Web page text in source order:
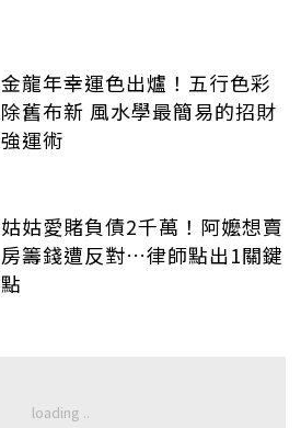
金龍年幸運色出爐！五行色彩
除舊布新 風水學最簡易的招財
強運術
姑姑愛賭負債2千萬！阿嬤想賣
房籌錢遭反對…律師點出1關鍵
點